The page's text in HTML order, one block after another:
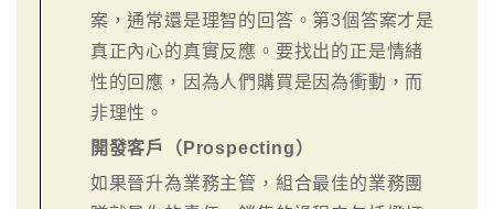
案，通常還是理智的回答。第3個答案才是
真正內心的真實反應。要找出的正是情緒
性的回應，因為人們購買是因為衝動，而
非理性。
開發客戶（Prospecting）
如果晉升為業務主管，組合最佳的業務團